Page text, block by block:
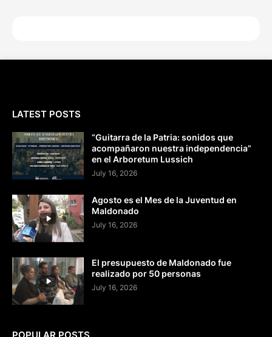
LATEST POSTS
“Guitarra de la Patria: sonidos que
acompañaron nuestra independencia”
en el Arboretum Lussich
July 16, 2026
Agosto es el Mes de la Juventud en
Maldonado
July 16, 2026
El presupuesto de Maldonado fue
realizado por 50 personas
July 16, 2026